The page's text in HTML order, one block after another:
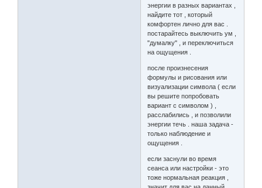
энергии в разных вариантах ,
найдите тот , который
комфортен лично для вас .
постарайтесь выключить ум ,
"думалку" , и переключиться
на ощущения .
после произнесения
формулы и рисования или
визуализации символа ( если
вы решите попробовать
вариант с символом ) ,
расслабились , и позволили
энергии течь . наша задача -
только наблюдение и
ощущения .
если заснули во время
сеанса или настройки - это
тоже нормальная реакция ,